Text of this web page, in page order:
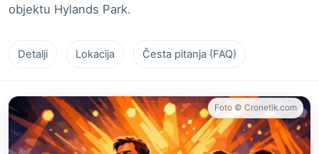
objektu Hylands Park.
Detalji Lokacija Česta pitanja (FAQ)
Foto © Cronetik.com